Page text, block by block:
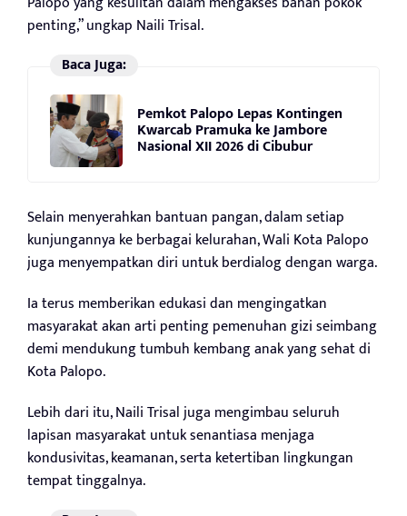
penting,” ungkap Naili Trisal.
Baca Juga:
Pemkot Palopo Lepas Kontingen
Kwarcab Pramuka ke Jambore
Nasional XII 2026 di Cibubur
Selain menyerahkan bantuan pangan, dalam setiap
kunjungannya ke berbagai kelurahan, Wali Kota Palopo
juga menyempatkan diri untuk berdialog dengan warga.
Ia terus memberikan edukasi dan mengingatkan
masyarakat akan arti penting pemenuhan gizi seimbang
demi mendukung tumbuh kembang anak yang sehat di
Kota Palopo.
Lebih dari itu, Naili Trisal juga mengimbau seluruh
lapisan masyarakat untuk senantiasa menjaga
kondusivitas, keamanan, serta ketertiban lingkungan
tempat tinggalnya.